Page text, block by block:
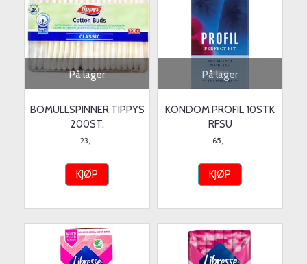
På lager
BOMULLSPINNER TIPPYS
200ST.
23,-
KJØP
På lager
KONDOM PROFIL 10STK
RFSU
65,-
KJØP